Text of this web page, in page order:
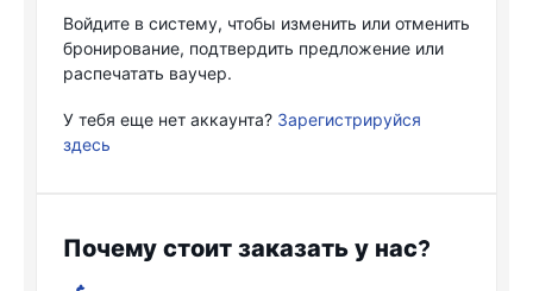
Войдите в систему, чтобы изменить или отменить
бронирование, подтвердить предложение или
распечатать ваучер.
У тебя еще нет аккаунта? Зарегистрируйся
здесь
Почему стоит заказать у нас?